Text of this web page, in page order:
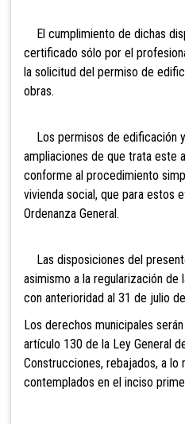
El cumplimiento de dichas
certificado sólo por el
la solicitud del permiso de
obras.
Los permisos de edificación
ampliaciones de que trata este
conforme al procedimiento
vivienda social, que para estos
Ordenanza General.
Las disposiciones del
asimismo a la regularización
con anterioridad al 31 de julio
Los derechos municipales
artículo 130 de la Ley General
Construcciones, rebajados, a lo
contemplados en el inciso